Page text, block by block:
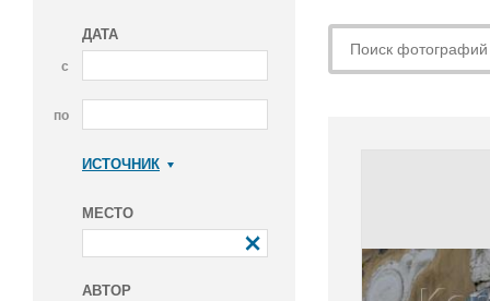
ДАТА
с
по
ИСТОЧНИК
МЕСТО
АВТОР